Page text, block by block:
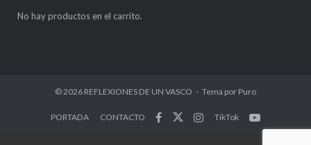
No hay productos en el carrito.
© 2026 REFLEXIONES DE UN VASCO Tema por Puro
PORTADA CONTACTO TikTok